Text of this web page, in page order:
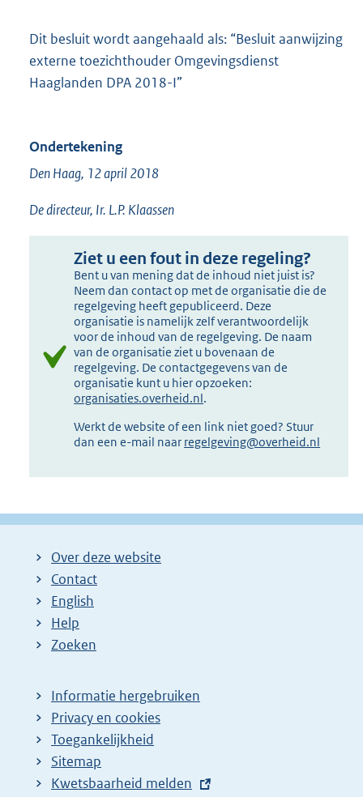
Dit besluit wordt aangehaald als: “Besluit aanwijzing
externe toezichthouder Omgevingsdienst
Haaglanden DPA 2018-I”
Ondertekening
Den Haag, 12 april 2018
De directeur, Ir. L.P. Klaassen
Ziet u een fout in deze regeling?
Bent u van mening dat de inhoud niet juist is?
Neem dan contact op met de organisatie die de
regelgeving heeft gepubliceerd. Deze
organisatie is namelijk zelf verantwoordelijk
voor de inhoud van de regelgeving. De naam
van de organisatie ziet u bovenaan de
regelgeving. De contactgegevens van de
organisatie kunt u hier opzoeken:
organisaties.overheid.nl.
Werkt de website of een link niet goed? Stuur
dan een e-mail naar regelgeving@overheid.nl
Over deze website
Contact
English
Help
Zoeken
Informatie hergebruiken
Privacy en cookies
Toegankelijkheid
Sitemap
E
Kwetsbaarheid melden